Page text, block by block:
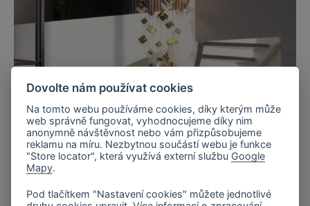
Dovolte nám používat cookies
Na tomto webu používáme cookies, díky kterým může
web správně fungovat, vyhodnocujeme díky nim
anonymně návštěvnost nebo vám přizpůsobujeme
reklamu na míru. Nezbytnou součástí webu je funkce
"Store locator", která využívá externí službu Google
Mapy
Pod tlačítkem "Nastavení cookies" můžete jednotlivé